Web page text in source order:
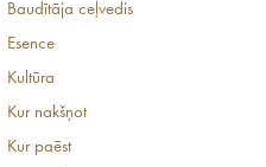
Baudītāja ceļvedis
Esence
Kultūra
Kur nakšņot
Kur paēst